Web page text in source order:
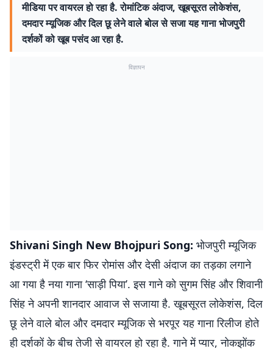
मीडिया पर वायरल हो रहा है. रोमांटिक अंदाज, खूबसूरत लोकेशंस,
दमदार म्यूजिक और दिल छू लेने वाले बोल से सजा यह गाना भोजपुरी
दर्शकों को खूब पसंद आ रहा है.
विज्ञापन
Shivani Singh New Bhojpuri Song: भोजपुरी म्यूजिक
इंडस्ट्री में एक बार फिर रोमांस और देसी अंदाज का तड़का लगाने
आ गया है नया गाना ‘साड़ी पिया’. इस गाने को सुगम सिंह और शिवानी
सिंह ने अपनी शानदार आवाज से सजाया है. खूबसूरत लोकेशंस, दिल
छू लेने वाले बोल और दमदार म्यूजिक से भरपूर यह गाना रिलीज होते
ही दर्शकों के बीच तेजी से वायरल हो रहा है. गाने में प्यार, नोकझोंक